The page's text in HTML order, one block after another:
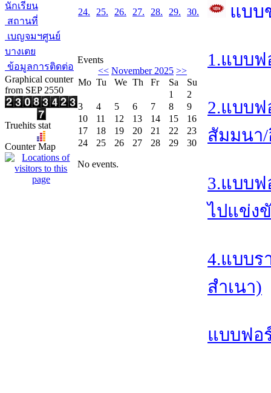
นักเรียน
สถานที่
เบญจมฯศูนย์
บางเตย
ข้อมูลการติดต่อ
Graphical counter
from SEP 2550
Truehits stat
Counter Map
24. 25. 26. 27. 28. 29. 30.
Events
<< November 2025 >>
Mo Tu We Th Fr Sa
Su
1
2
3
4 5 6 7 8
9
10
11 12 13 14 15
16
17
18 19 20 21 22
23
24
25 26 27 28 29 30
No events.
แบบ
1.แบบ
2.แบบ
สัมมนา
3.แบบฟ
ไปแข่ง
4.แบบร
สำเนา)
แบบฟอ